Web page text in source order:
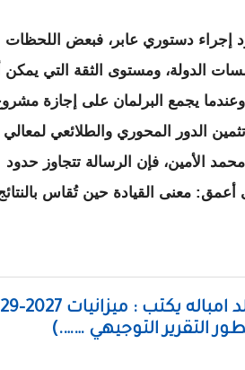
دستوري عابر، فبعض اللحظات
الدولة، ومستوى الثقة التي يمكن
يجمع البرلمان على إجازة
الدور المحوري والطلائعي لمعالي
الأمين، فإن الرسالة تتجاوز حدود
معنى القيادة حين تُقاس
و درس القيادة الهادئة.. حين تتحدث
التقرير التوجيهي …….)